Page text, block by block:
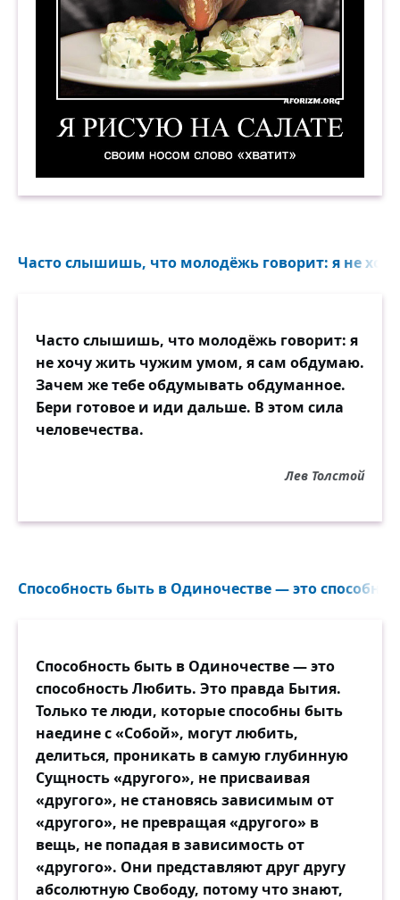
Часто слышишь, что молодёжь говорит: я не
Часто слышишь, что молодёжь говорит: я
не хочу жить чужим умом, я сам обдумаю.
Зачем же тебе обдумывать обдуманное.
Бери готовое и иди дальше. В этом сила
человечества.
Лев Толстой
Способность быть в Одиночестве — это
Способность быть в Одиночестве — это
способность Любить. Это правда Бытия.
Только те люди, которые способны быть
наедине с «Собой», могут любить,
делиться, проникать в самую глубинную
Сущность «другого», не присваивая
«другого», не становясь зависимым от
«другого», не превращая «другого» в
вещь, не попадая в зависимость от
«другого». Они представляют друг другу
абсолютную Свободу, потому что знают,